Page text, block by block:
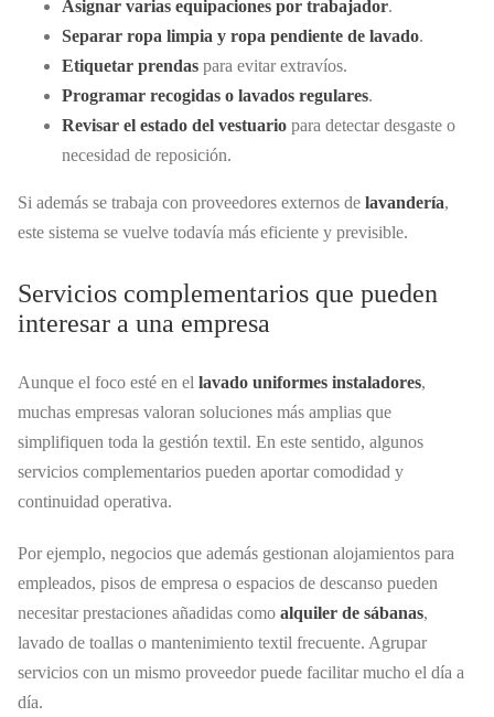
Asignar varias equipaciones por trabajador.
Separar ropa limpia y ropa pendiente de lavado.
Etiquetar prendas para evitar extravíos.
Programar recogidas o lavados regulares.
Revisar el estado del vestuario para detectar desgaste o
necesidad de reposición.
Si además se trabaja con proveedores externos de lavandería,
este sistema se vuelve todavía más eficiente y previsible.
Servicios complementarios que pueden
interesar a una empresa
Aunque el foco esté en el lavado uniformes instaladores,
muchas empresas valoran soluciones más amplias que
simplifiquen toda la gestión textil. En este sentido, algunos
servicios complementarios pueden aportar comodidad y
continuidad operativa.
Por ejemplo, negocios que además gestionan alojamientos para
empleados, pisos de empresa o espacios de descanso pueden
necesitar prestaciones añadidas como alquiler de sábanas,
lavado de toallas o mantenimiento textil frecuente. Agrupar
servicios con un mismo proveedor puede facilitar mucho el día a
día.